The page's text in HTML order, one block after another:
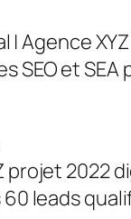
Agence
SEO et
projet 2022
leads